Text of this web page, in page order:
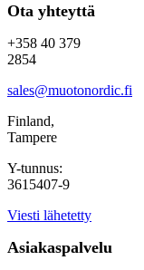
Ota yhteyttä
+358 40 379
2854
sales@muotonordic.fi
Finland,
Tampere
Y-tunnus:
3615407-9
Viesti lähetetty
Asiakaspalvelu